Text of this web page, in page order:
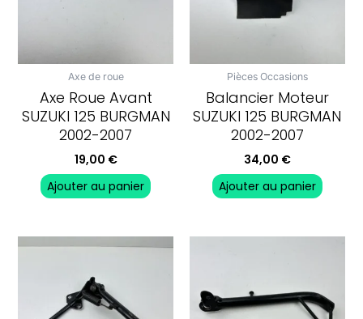
Axe de roue
Axe Roue Avant
SUZUKI 125 BURGMAN
2002-2007
19,00 €
Ajouter au panier
Pièces Occasions
Balancier Moteur
SUZUKI 125 BURGMAN
2002-2007
34,00 €
Ajouter au panier